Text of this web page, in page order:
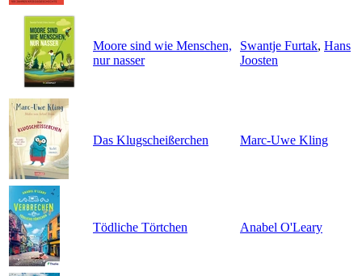
Moore sind wie Menschen,
nur nasser
Swantje Furtak, Hans
Joosten
Das Klugscheißerchen Marc-Uwe Kling
Tödliche Törtchen Anabel O'Leary